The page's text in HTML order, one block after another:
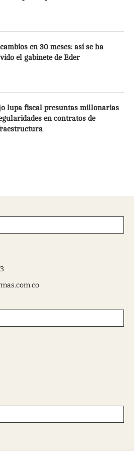
en 30 meses: así se ha
el gabinete de Eder
lupa fiscal presuntas millonarias
en contratos de